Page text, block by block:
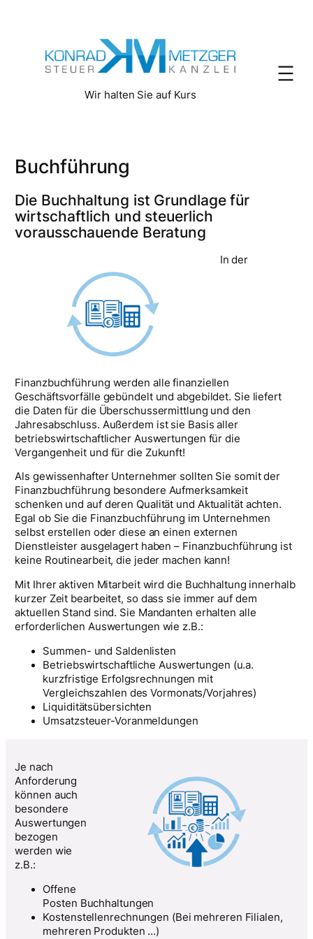
Wir halten Sie auf Kurs
Buchführung
Die Buchhaltung ist Grundlage für
wirtschaftlich und steuerlich
vorausschauende Beratung
In der
Finanzbuchführung werden alle finanziellen
Geschäftsvorfälle gebündelt und abgebildet. Sie liefert
die Daten für die Überschussermittlung und den
Jahresabschluss. Außerdem ist sie Basis aller
betriebswirtschaftlicher Auswertungen für die
Vergangenheit und für die Zukunft!
Als gewissenhafter Unternehmer sollten Sie somit der
Finanzbuchführung besondere Aufmerksamkeit
schenken und auf deren Qualität und Aktualität achten.
Egal ob Sie die Finanzbuchführung im Unternehmen
selbst erstellen oder diese an einen externen
Dienstleister ausgelagert haben – Finanzbuchführung ist
keine Routinearbeit, die jeder machen kann!
Mit Ihrer aktiven Mitarbeit wird die Buchhaltung innerhalb
kurzer Zeit bearbeitet, so dass sie immer auf dem
aktuellen Stand sind. Sie Mandanten erhalten alle
erforderlichen Auswertungen wie z.B.:
Summen- und Saldenlisten
Betriebswirtschaftliche Auswertungen (u.a.
kurzfristige Erfolgsrechnungen mit
Vergleichszahlen des Vormonats/Vorjahres)
Liquiditätsübersichten
Umsatzsteuer-Voranmeldungen
Je nach
Anforderung
können auch
besondere
Auswertungen
bezogen
werden wie
z.B.:
Offene
Posten Buchhaltungen
Kostenstellenrechnungen (Bei mehreren Filialen,
mehreren Produkten …)